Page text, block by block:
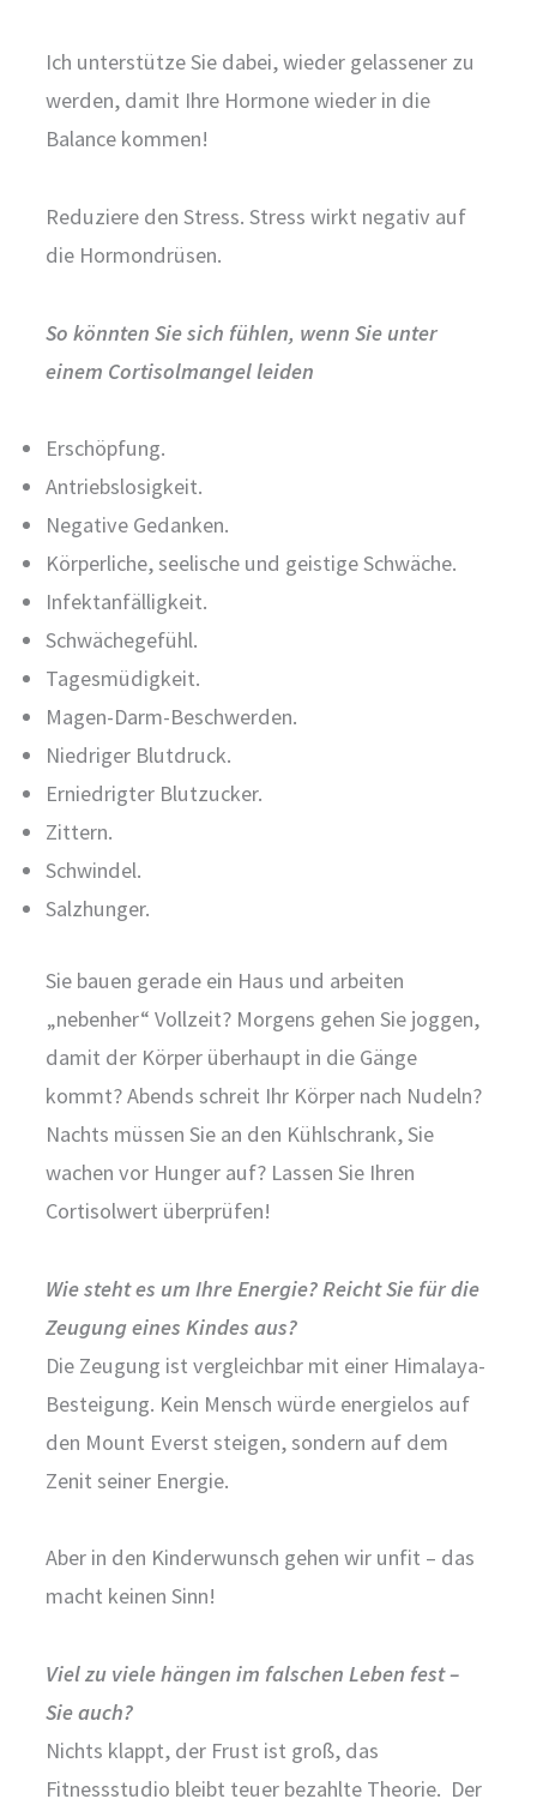
Ich unterstütze Sie dabei, wieder gelassener zu
werden, damit Ihre Hormone wieder in die
Balance kommen!
Reduziere den Stress. Stress wirkt negativ auf
die Hormondrüsen.
So könnten Sie sich fühlen, wenn Sie unter
einem Cortisolmangel leiden
Erschöpfung.
Antriebslosigkeit.
Negative Gedanken.
Körperliche, seelische und geistige Schwäche.
Infektanfälligkeit.
Schwächegefühl.
Tagesmüdigkeit.
Magen-Darm-Beschwerden.
Niedriger Blutdruck.
Erniedrigter Blutzucker.
Zittern.
Schwindel.
Salzhunger.
Sie bauen gerade ein Haus und arbeiten
„nebenher“ Vollzeit? Morgens gehen Sie joggen,
damit der Körper überhaupt in die Gänge
kommt? Abends schreit Ihr Körper nach Nudeln?
Nachts müssen Sie an den Kühlschrank, Sie
wachen vor Hunger auf? Lassen Sie Ihren
Cortisolwert überprüfen!
Wie steht es um Ihre Energie? Reicht Sie für die
Zeugung eines Kindes aus?
Die Zeugung ist vergleichbar mit einer Himalaya-
Besteigung. Kein Mensch würde energielos auf
den Mount Everst steigen, sondern auf dem
Zenit seiner Energie.
Aber in den Kinderwunsch gehen wir unfit – das
macht keinen Sinn!
Viel zu viele hängen im falschen Leben fest –
Sie auch?
Nichts klappt, der Frust ist groß, das
Fitnessstudio bleibt teuer bezahlte Theorie. Der